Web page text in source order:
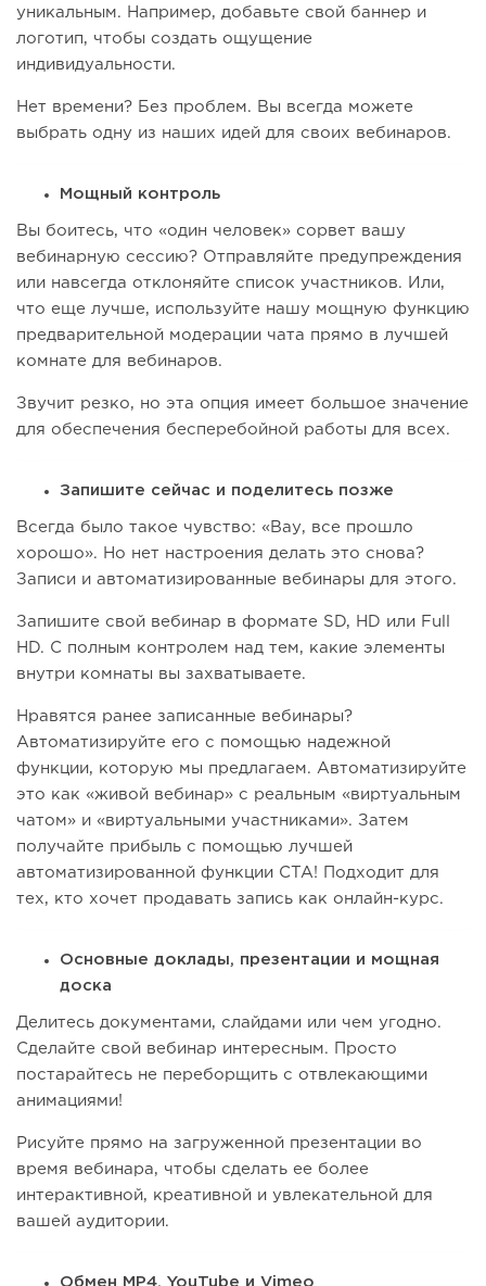
уникальным. Например, добавьте свой баннер и
логотип, чтобы создать ощущение
индивидуальности.
Нет времени? Без проблем. Вы всегда можете
выбрать одну из наших идей для своих вебинаров.
Мощный контроль
Вы боитесь, что «один человек» сорвет вашу
вебинарную сессию? Отправляйте предупреждения
или навсегда отклоняйте список участников. Или,
что еще лучше, используйте нашу мощную функцию
предварительной модерации чата прямо в лучшей
комнате для вебинаров.
Звучит резко, но эта опция имеет большое значение
для обеспечения бесперебойной работы для всех.
Запишите сейчас и поделитесь позже
Всегда было такое чувство: «Вау, все прошло
хорошо». Но нет настроения делать это снова?
Записи и автоматизированные вебинары для этого.
Запишите свой вебинар в формате SD, HD или Full
HD. С полным контролем над тем, какие элементы
внутри комнаты вы захватываете.
Нравятся ранее записанные вебинары?
Автоматизируйте его с помощью надежной
функции, которую мы предлагаем. Автоматизируйте
это как «живой вебинар» с реальным «виртуальным
чатом» и «виртуальными участниками». Затем
получайте прибыль с помощью лучшей
автоматизированной функции CTA! Подходит для
тех, кто хочет продавать запись как онлайн-курс.
Основные доклады, презентации и мощная
доска
Делитесь документами, слайдами или чем угодно.
Сделайте свой вебинар интересным. Просто
постарайтесь не переборщить с отвлекающими
анимациями!
Рисуйте прямо на загруженной презентации во
время вебинара, чтобы сделать ее более
интерактивной, креативной и увлекательной для
вашей аудитории.
Обмен MP4, YouTube и Vimeo